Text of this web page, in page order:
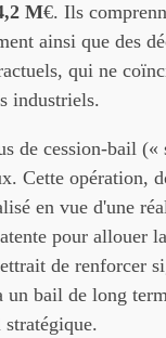
M€. Ils
ainsi que des
qui ne
industriels.
de cession-bail
Cette opération,
en vue d'une
pour allouer
de renforcer
un bail de long